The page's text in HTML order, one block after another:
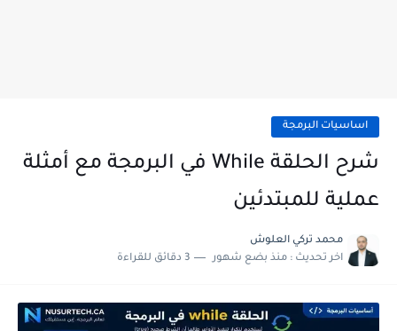
اساسيات البرمجة
شرح الحلقة While في البرمجة مع أمثلة
عملية للمبتدئين
محمد تركي العلوش
اخر تحديث : منذ بضع شهور 3 دقائق للقراءة